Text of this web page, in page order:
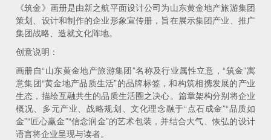
《筑金》画册是由新之航平面设计公司为山东黄金地产旅游集团
策划、设计和制作的企业形象宣传册，旨在展示集团产业、推广
集团战略、造就文化阵地。
创意说明：
画册自“山东黄金地产旅游集团”名称及行业属性立意，“筑金”寓
意集团“黄金地产品质生活”的品牌标签，和构筑相携发展的产业
生态，描绘互融共生的品质生活圈之决心。篇章架构分别将企业
概况、多元产业、战略规划、文化理念融于“点石成金”“品质如
金”“匠心赢金”“信念润金”的艺术包装，并结合大气、恢弘的设计
语言将企业呈现与读者。